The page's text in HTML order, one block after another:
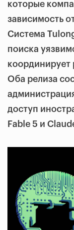
которые
зависимость
Система
поиска
координирует
Оба релиза
доступ
Fable 5 и